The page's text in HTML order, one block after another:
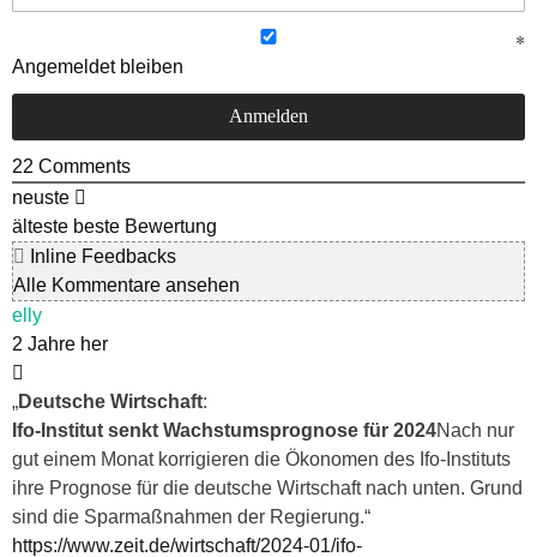
Angemeldet bleiben
22 Comments
neuste
älteste beste Bewertung
Inline Feedbacks
Alle Kommentare ansehen
elly
2 Jahre her
„Deutsche Wirtschaft:
Ifo-Institut senkt Wachstumsprognose für 2024Nach nur
gut einem Monat korrigieren die Ökonomen des Ifo-Instituts
ihre Prognose für die deutsche Wirtschaft nach unten. Grund
sind die Sparmaßnahmen der Regierung.“
https://www.zeit.de/wirtschaft/2024-01/ifo-